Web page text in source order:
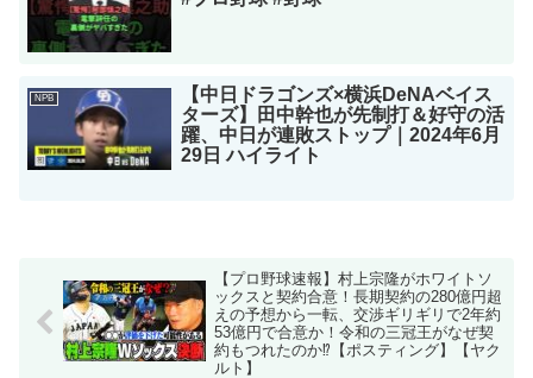
NPB
【中日ドラゴンズ×横浜DeNAベイス
ターズ】田中幹也が先制打＆好守の活
躍、中日が連敗ストップ｜2024年6月
29日 ハイライト
【プロ野球速報】村上宗隆がホワイトソ
ックスと契約合意！長期契約の280億円超
えの予想から一転、交渉ギリギリで2年約
53億円で合意か！令和の三冠王がなぜ契
約もつれたのか⁉︎【ポスティング】【ヤク
ルト】